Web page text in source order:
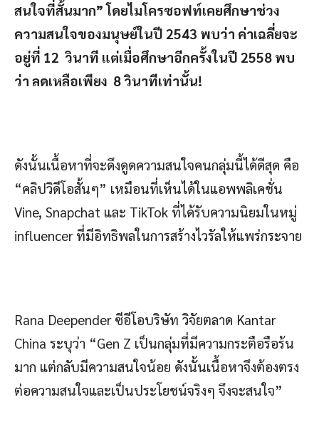
สนใจที่สั้นมาก”โดยไมโครซอฟท์เคยศึกษาช่วง
ความสนใจของมนุษย์ในปี 2543 พบว่า ค่าเฉลี่ยจะ
อยู่ที่ 12 วินาที แต่เมื่อศึกษาอีกครั้งในปี 2558 พบ
ว่า ลดเหลือเพียง 8 วินาทีเท่านั้น!
ดังนั้นเนื้อหาที่จะดึงดูดความสนใจคนกลุ่มนี้ได้ดีสุด คือ
“คลิปวิดีโอสั้นๆ” เหมือนที่เห็นได้ในแอพพลิเคชั่น
Vine, Snapchat และ TikTok ที่ได้รับความนิยมในหมู่
influencer ที่มีอิทธิพลในการสร้างไวรัลให้แพร่กระจาย
Rana Deepender ซีอีโอบริษัท วิจัยตลาด Kantar
China ระบุว่า “Gen Z เป็นกลุ่มที่มีความกระตือรือร้น
มาก แต่กลับมีความสนใจน้อย ดังนั้นเนื้อหาจึงต้องตรง
ต่อความสนใจและเป็นประโยชน์จริงๆ จึงจะสนใจ”